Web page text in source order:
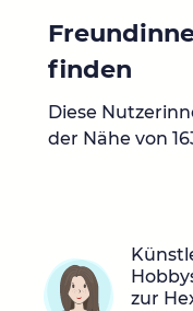
finden
Diese
der Nähe von
zur